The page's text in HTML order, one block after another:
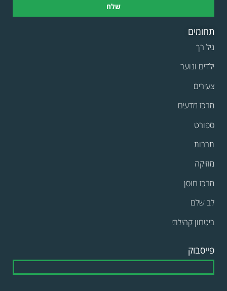
שלח
תחומים
גיל רך
ילדים ונוער
צעירים
מרכז מדעים
ספורט
תרבות
מוזיקה
מרכז חוסן
לב שלם
ביטחון קהילתי
פייסבוק